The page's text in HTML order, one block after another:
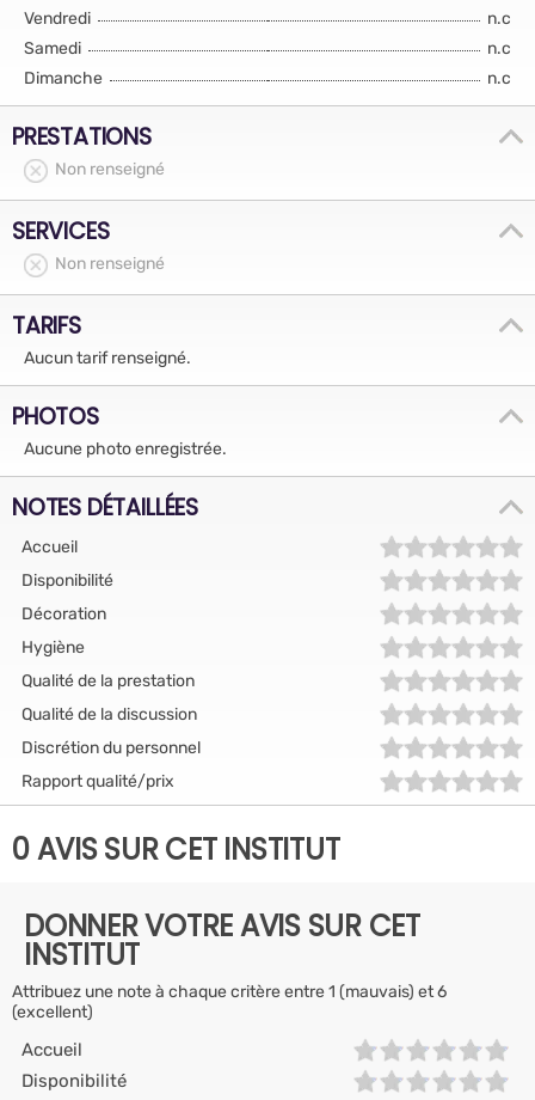
Vendredi
n.c
Samedi
n.c
Dimanche
n.c
PRESTATIONS
Non renseigné
SERVICES
Non renseigné
TARIFS
Aucun tarif renseigné.
PHOTOS
Aucune photo enregistrée.
NOTES DÉTAILLÉES
Accueil
Disponibilité
Décoration
Hygiène
Qualité de la prestation
Qualité de la discussion
Discrétion du personnel
Rapport qualité/prix
0 AVIS SUR CET INSTITUT
DONNER VOTRE AVIS SUR CET
INSTITUT
Attribuez une note à chaque critère entre 1 (mauvais) et 6
(excellent)
Accueil
Disponibilité